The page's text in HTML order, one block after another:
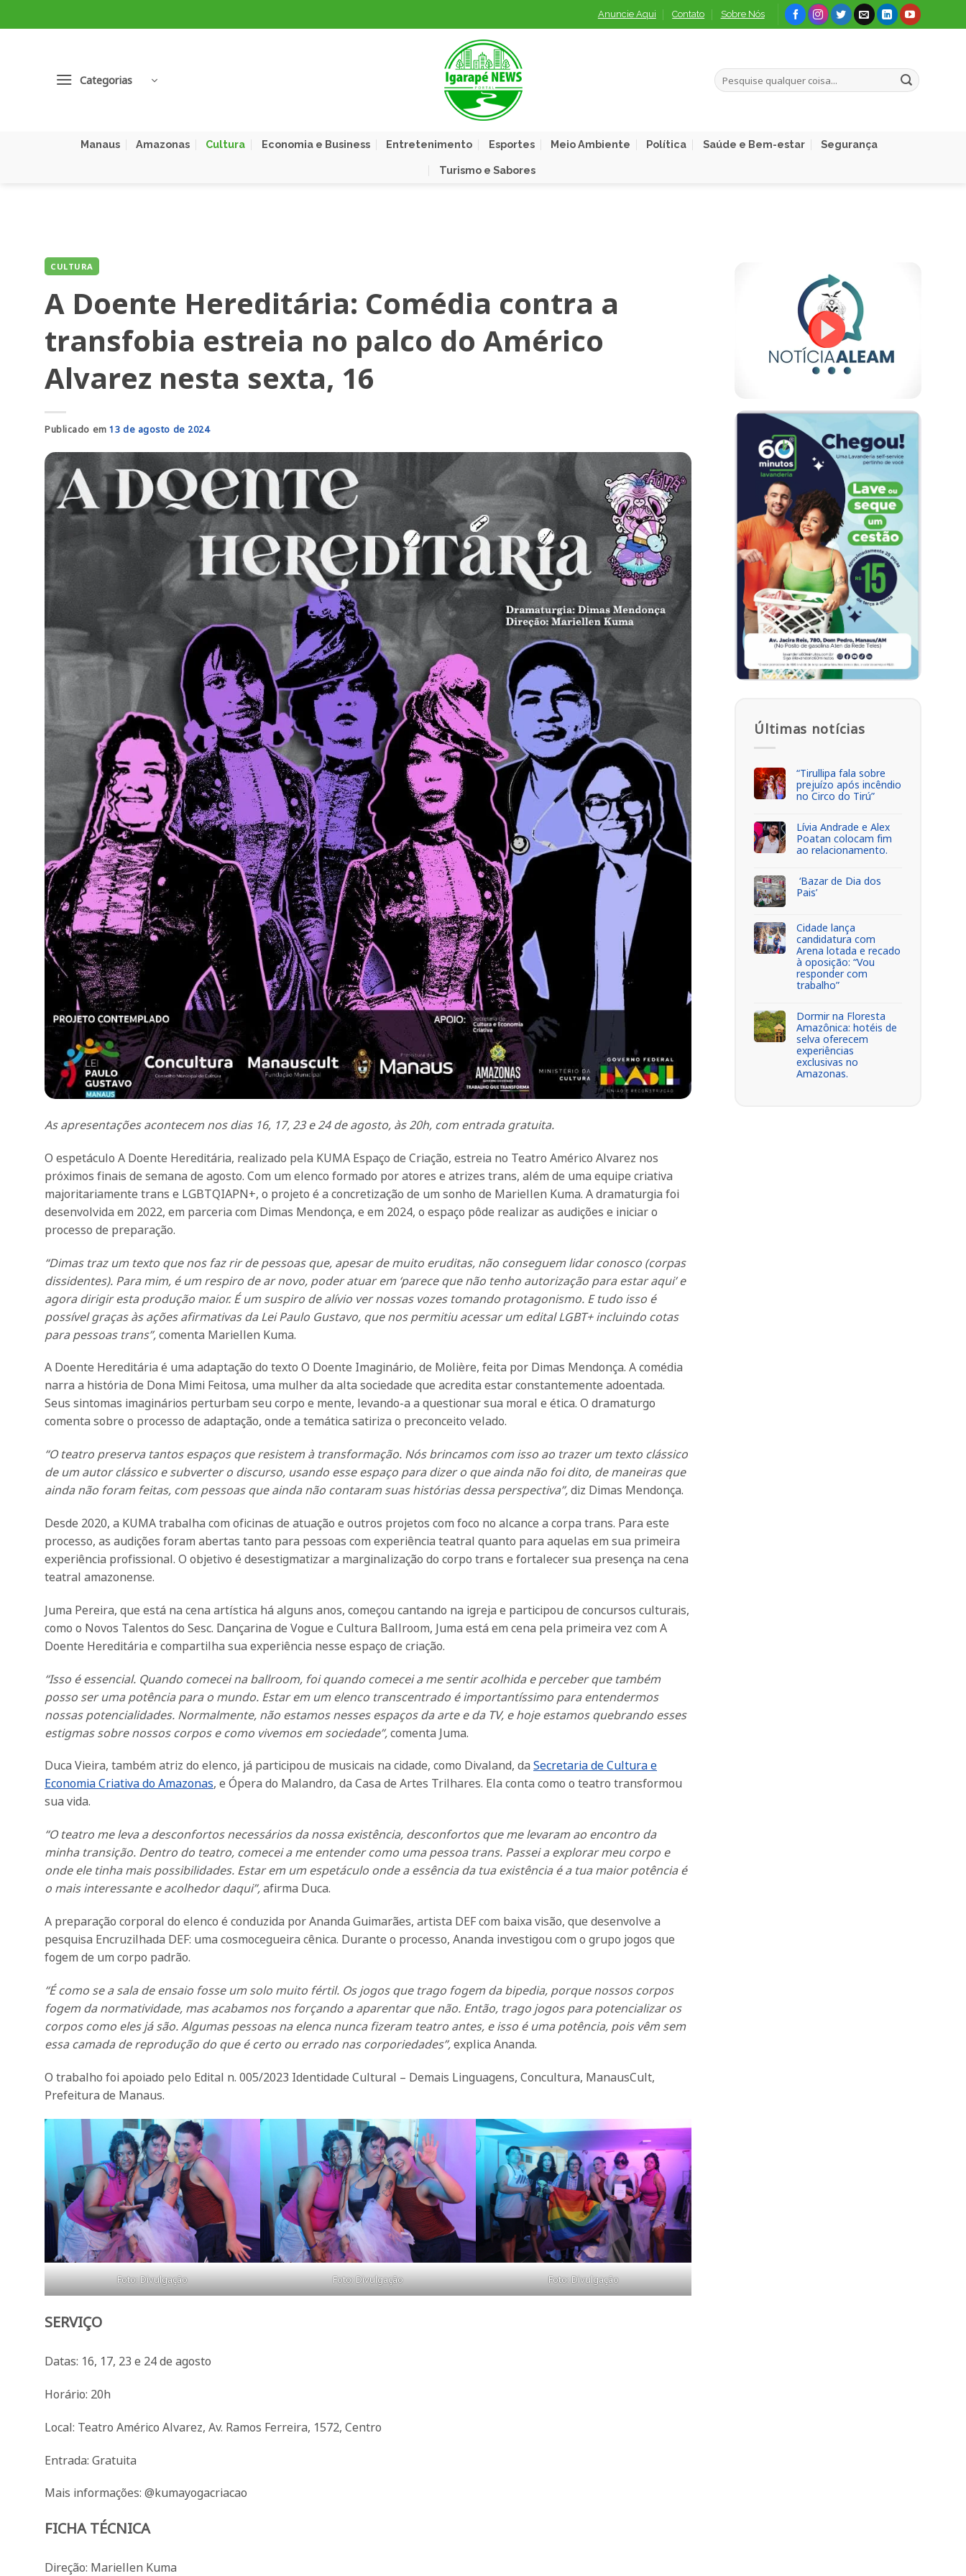
to
Anuncie Aqui Contato Sobre Nós
Categorias
Manaus Amazonas Cultura Economia e Business Entretenimento Esportes Meio Ambiente Política Saúde e Bem-estar Segurança
Turismo e Sabores
CULTURA
A Doente Hereditária: Comédia contra a
transfobia estreia no palco do Américo
Alvarez nesta sexta, 16
Publicado em13 de agosto de 2024
As apresentações acontecem nos dias 16, 17, 23 e 24 de agosto, às 20h, com entrada gratuita.
O espetáculo A Doente Hereditária, realizado pela KUMA Espaço de Criação, estreia no Teatro Américo Alvarez nos
próximos finais de semana de agosto. Com um elenco formado por atores e atrizes trans, além de uma equipe criativa
majoritariamente trans e LGBTQIAPN+, o projeto é a concretização de um sonho de Mariellen Kuma. A dramaturgia foi
desenvolvida em 2022, em parceria com Dimas Mendonça, e em 2024, o espaço pôde realizar as audições e iniciar o
processo de preparação.
“Dimas traz um texto que nos faz rir de pessoas que, apesar de muito eruditas, não conseguem lidar conosco (corpas
dissidentes). Para mim, é um respiro de ar novo, poder atuar em ‘parece que não tenho autorização para estar aqui’ e
agora dirigir esta produção maior. É um suspiro de alívio ver nossas vozes tomando protagonismo. E tudo isso é
possível graças às ações afirmativas da Lei Paulo Gustavo, que nos permitiu acessar um edital LGBT+ incluindo cotas
para pessoas trans”,comenta Mariellen Kuma.
A Doente Hereditária é uma adaptação do texto O Doente Imaginário, de Molière, feita por Dimas Mendonça. A comédia
narra a história de Dona Mimi Feitosa, uma mulher da alta sociedade que acredita estar constantemente adoentada.
Seus sintomas imaginários perturbam seu corpo e mente, levando-a a questionar sua moral e ética. O dramaturgo
comenta sobre o processo de adaptação, onde a temática satiriza o preconceito velado.
“O teatro preserva tantos espaços que resistem à transformação. Nós brincamos com isso ao trazer um texto clássico
de um autor clássico e subverter o discurso, usando esse espaço para dizer o que ainda não foi dito, de maneiras que
ainda não foram feitas, com pessoas que ainda não contaram suas histórias dessa perspectiva”,diz Dimas Mendonça.
Desde 2020, a KUMA trabalha com oficinas de atuação e outros projetos com foco no alcance a corpa trans. Para este
processo, as audições foram abertas tanto para pessoas com experiência teatral quanto para aquelas em sua primeira
experiência profissional. O objetivo é desestigmatizar a marginalização do corpo trans e fortalecer sua presença na cena
teatral amazonense.
Juma Pereira, que está na cena artística há alguns anos, começou cantando na igreja e participou de concursos culturais,
como o Novos Talentos do Sesc. Dançarina de Vogue e Cultura Ballroom, Juma está em cena pela primeira vez com A
Doente Hereditária e compartilha sua experiência nesse espaço de criação.
“Isso é essencial. Quando comecei na ballroom, foi quando comecei a me sentir acolhida e perceber que também
posso ser uma potência para o mundo. Estar em um elenco transcentrado é importantíssimo para entendermos
nossas potencialidades. Normalmente, não estamos nesses espaços da arte e da TV, e hoje estamos quebrando esses
estigmas sobre nossos corpos e como vivemos em sociedade”,comenta Juma.
Duca Vieira, também atriz do elenco, já participou de musicais na cidade, como Divaland, da Secretaria de Cultura e
Economia Criativa do Amazonas, e Ópera do Malandro, da Casa de Artes Trilhares. Ela conta como o teatro transformou
sua vida.
“O teatro me leva a desconfortos necessários da nossa existência, desconfortos que me levaram ao encontro da
minha transição. Dentro do teatro, comecei a me entender como uma pessoa trans. Passei a explorar meu corpo e
onde ele tinha mais possibilidades. Estar em um espetáculo onde a essência da tua existência é a tua maior potência é
o mais interessante e acolhedor daqui”,afirma Duca.
A preparação corporal do elenco é conduzida por Ananda Guimarães, artista DEF com baixa visão, que desenvolve a
pesquisa Encruzilhada DEF: uma cosmocegueira cênica. Durante o processo, Ananda investigou com o grupo jogos que
fogem de um corpo padrão.
“É como se a sala de ensaio fosse um solo muito fértil. Os jogos que trago fogem da bipedia, porque nossos corpos
fogem da normatividade, mas acabamos nos forçando a aparentar que não. Então, trago jogos para potencializar os
corpos como eles já são. Algumas pessoas na elenca nunca fizeram teatro antes, e isso é uma potência, pois vêm sem
essa camada de reprodução do que é certo ou errado nas corporiedades”,explica Ananda.
O trabalho foi apoiado pelo Edital n. 005/2023 Identidade Cultural – Demais Linguagens, Concultura, ManausCult,
Prefeitura de Manaus.
Foto: Divulgação Foto: Divulgação Foto: Divulgação
SERVIÇO
Datas: 16, 17, 23 e 24 de agosto
Horário: 20h
Local: Teatro Américo Alvarez, Av. Ramos Ferreira, 1572, Centro
Entrada: Gratuita
Mais informações: @kumayogacriacao
FICHA TÉCNICA
Direção: Mariellen Kuma
Últimas notícias
“Tirullipa fala sobre
prejuízo após incêndio
no Circo do Tirú”
Lívia Andrade e Alex
Poatan colocam fim
ao relacionamento.
‘Bazar de Dia dos
Pais’
Cidade lança
candidatura com
Arena lotada e recado
à oposição: “Vou
responder com
trabalho”
Dormir na Floresta
Amazônica: hotéis de
selva oferecem
experiências
exclusivas no
Amazonas.